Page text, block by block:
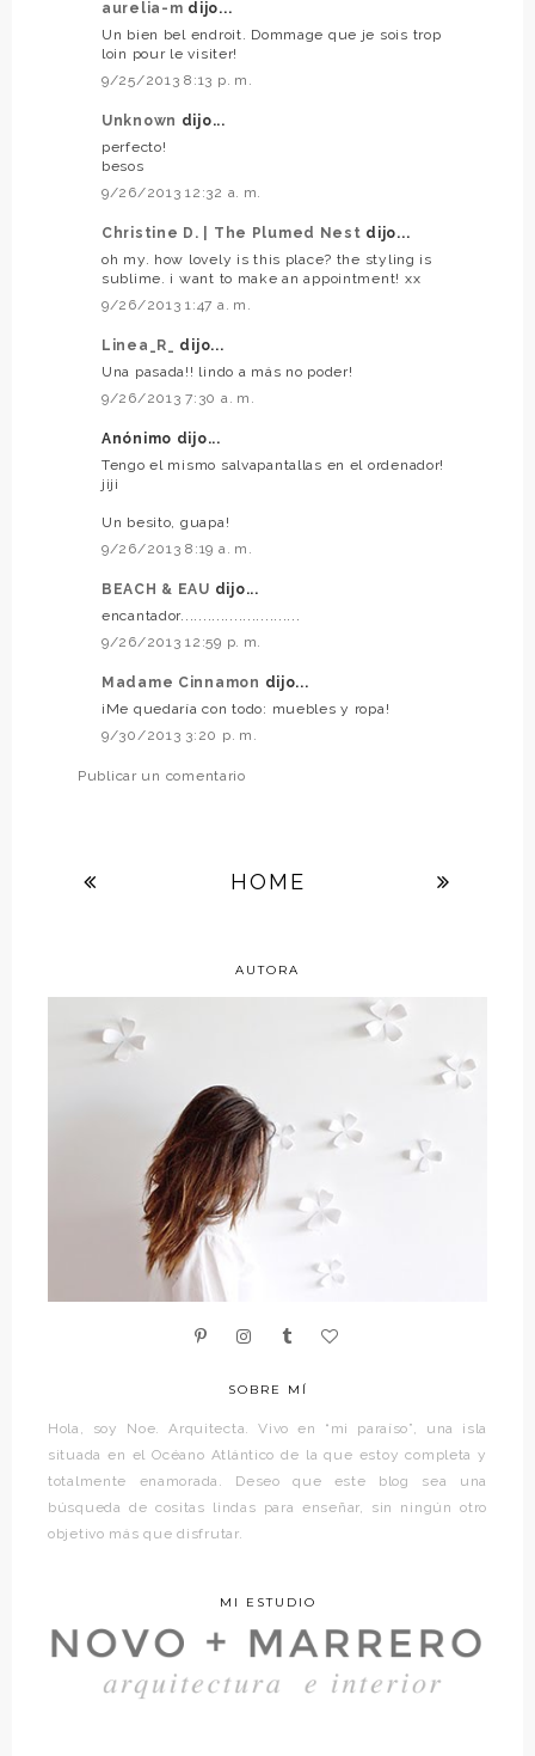
aurelia-m dijo...
Un bien bel endroit. Dommage que je sois trop
loin pour le visiter!
9/25/2013 8:13 p. m.
Unknown dijo...
perfecto!
besos
9/26/2013 12:32 a. m.
Christine D. | The Plumed Nest dijo...
oh my. how lovely is this place? the styling is
sublime. i want to make an appointment! xx
9/26/2013 1:47 a. m.
Linea_R_ dijo...
Una pasada!! lindo a más no poder!
9/26/2013 7:30 a. m.
Anónimo dijo...
Tengo el mismo salvapantallas en el ordenador!
jiji
Un besito, guapa!
9/26/2013 8:19 a. m.
BEACH & EAU dijo...
encantador...........................
9/26/2013 12:59 p. m.
Madame Cinnamon dijo...
¡Me quedaría con todo: muebles y ropa!
9/30/2013 3:20 p. m.
Publicar un comentario
HOME
AUTORA
SOBRE MÍ
Hola, soy Noe. Arquitecta. Vivo en “mi paraíso”, una isla
situada en el Océano Atlántico de la que estoy completa y
totalmente enamorada. Deseo que este blog sea una
búsqueda de cositas lindas para enseñar, sin ningún otro
objetivo más que disfrutar.
MI ESTUDIO